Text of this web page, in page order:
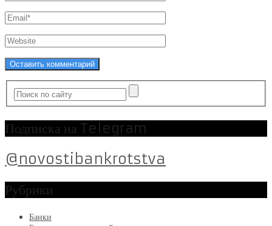
Подписка на Telegram
@novostibankrotstva
Рубрики
Банки